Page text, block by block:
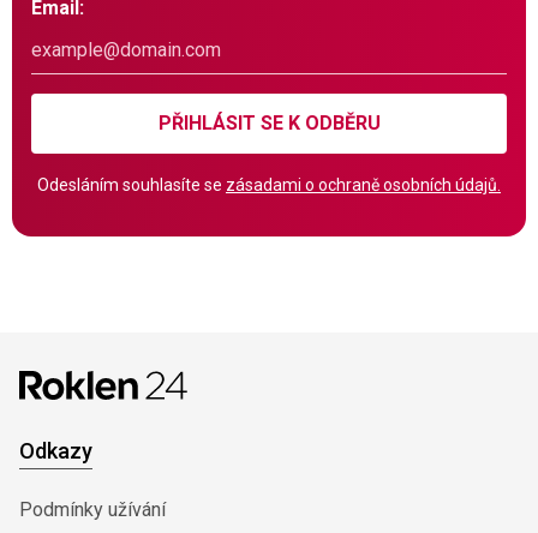
Email:
PŘIHLÁSIT SE K ODBĚRU
Odesláním souhlasíte se zásadami o ochraně osobních údajů.
Odkazy
Podmínky užívání